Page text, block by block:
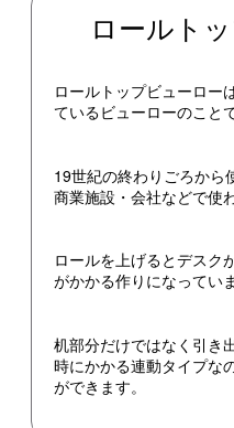
ロールト
ロールトップビューロー
ているビューローのことで
19世紀の終わりごろから
商業施設・会社などで使
ロールを上げるとデスク
がかかる作りになっていま
机部分だけではなく引き
時にかかる連動タイプな
ができます。